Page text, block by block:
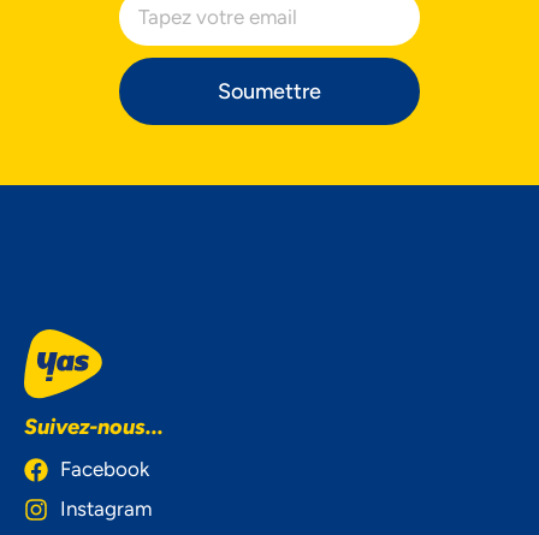
Soumettre
Suivez-nous...
Facebook
Instagram